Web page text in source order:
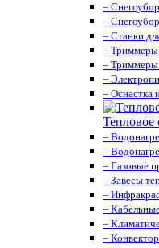
–
–
– Станки
– Триммеры
– Триммеры
–
– Оснастка
Тепловое
–
–
– Газовые
– Завесы
–
–
–
–